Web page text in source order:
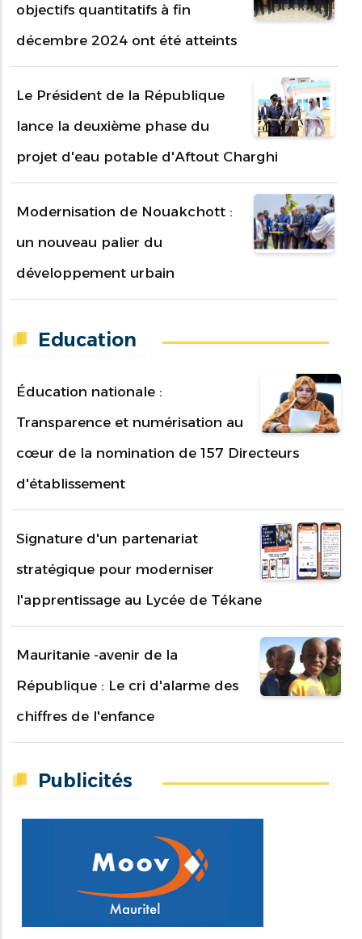
objectifs quantitatifs à fin
décembre 2024 ont été atteints
Le Président de la République
lance la deuxième phase du
projet d'eau potable d'Aftout Charghi
Modernisation de Nouakchott :
un nouveau palier du
développement urbain
Education
Éducation nationale :
Transparence et numérisation au
cœur de la nomination de 157 Directeurs
d'établissement
Signature d'un partenariat
stratégique pour moderniser
l'apprentissage au Lycée de Tékane
Mauritanie -avenir de la
République : Le cri d'alarme des
chiffres de l'enfance
Publicités